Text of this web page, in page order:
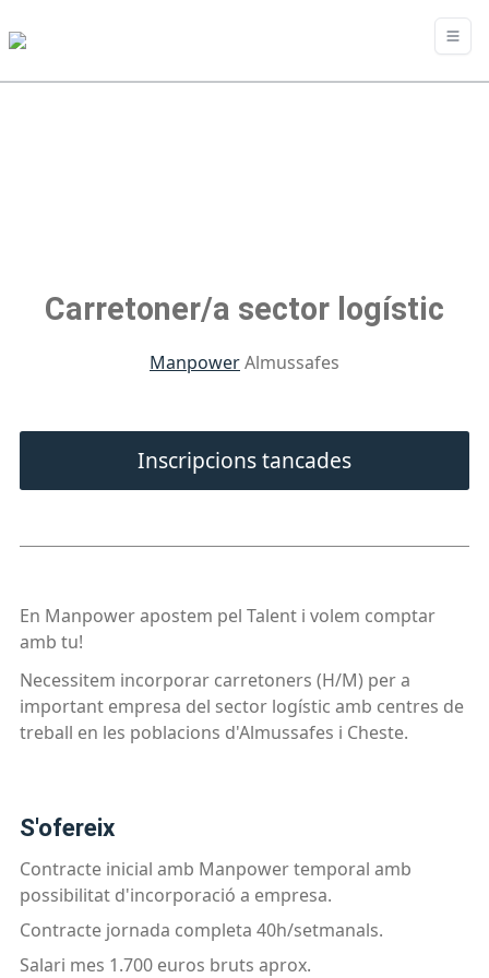
Carretoner/a sector logístic
ManpowerAlmussafes
Inscripcions tancades
En Manpower apostem pel Talent i volem comptar
amb tu!
Necessitem incorporar carretoners (H/M) per a
important empresa del sector logístic amb centres de
treball en les poblacions d'Almussafes i Cheste.
s'ofereix
Contracte inicial amb Manpower temporal amb
possibilitat d'incorporació a empresa.
Contracte jornada completa 40h/setmanals.
Salari mes 1.700 euros bruts aprox.